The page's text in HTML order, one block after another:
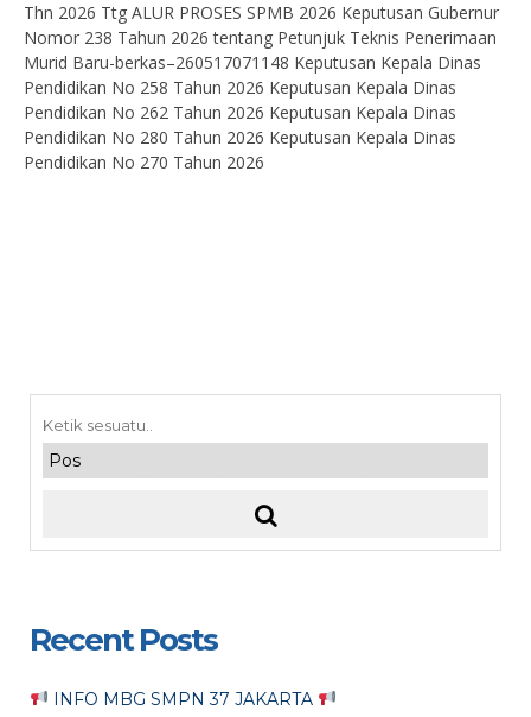
Thn 2026 Ttg ALUR PROSES SPMB 2026 Keputusan Gubernur
Nomor 238 Tahun 2026 tentang Petunjuk Teknis Penerimaan
Murid Baru-berkas–260517071148 Keputusan Kepala Dinas
Pendidikan No 258 Tahun 2026 Keputusan Kepala Dinas
Pendidikan No 262 Tahun 2026 Keputusan Kepala Dinas
Pendidikan No 280 Tahun 2026 Keputusan Kepala Dinas
Pendidikan No 270 Tahun 2026
Recent Posts
INFO MBG SMPN 37 JAKARTA